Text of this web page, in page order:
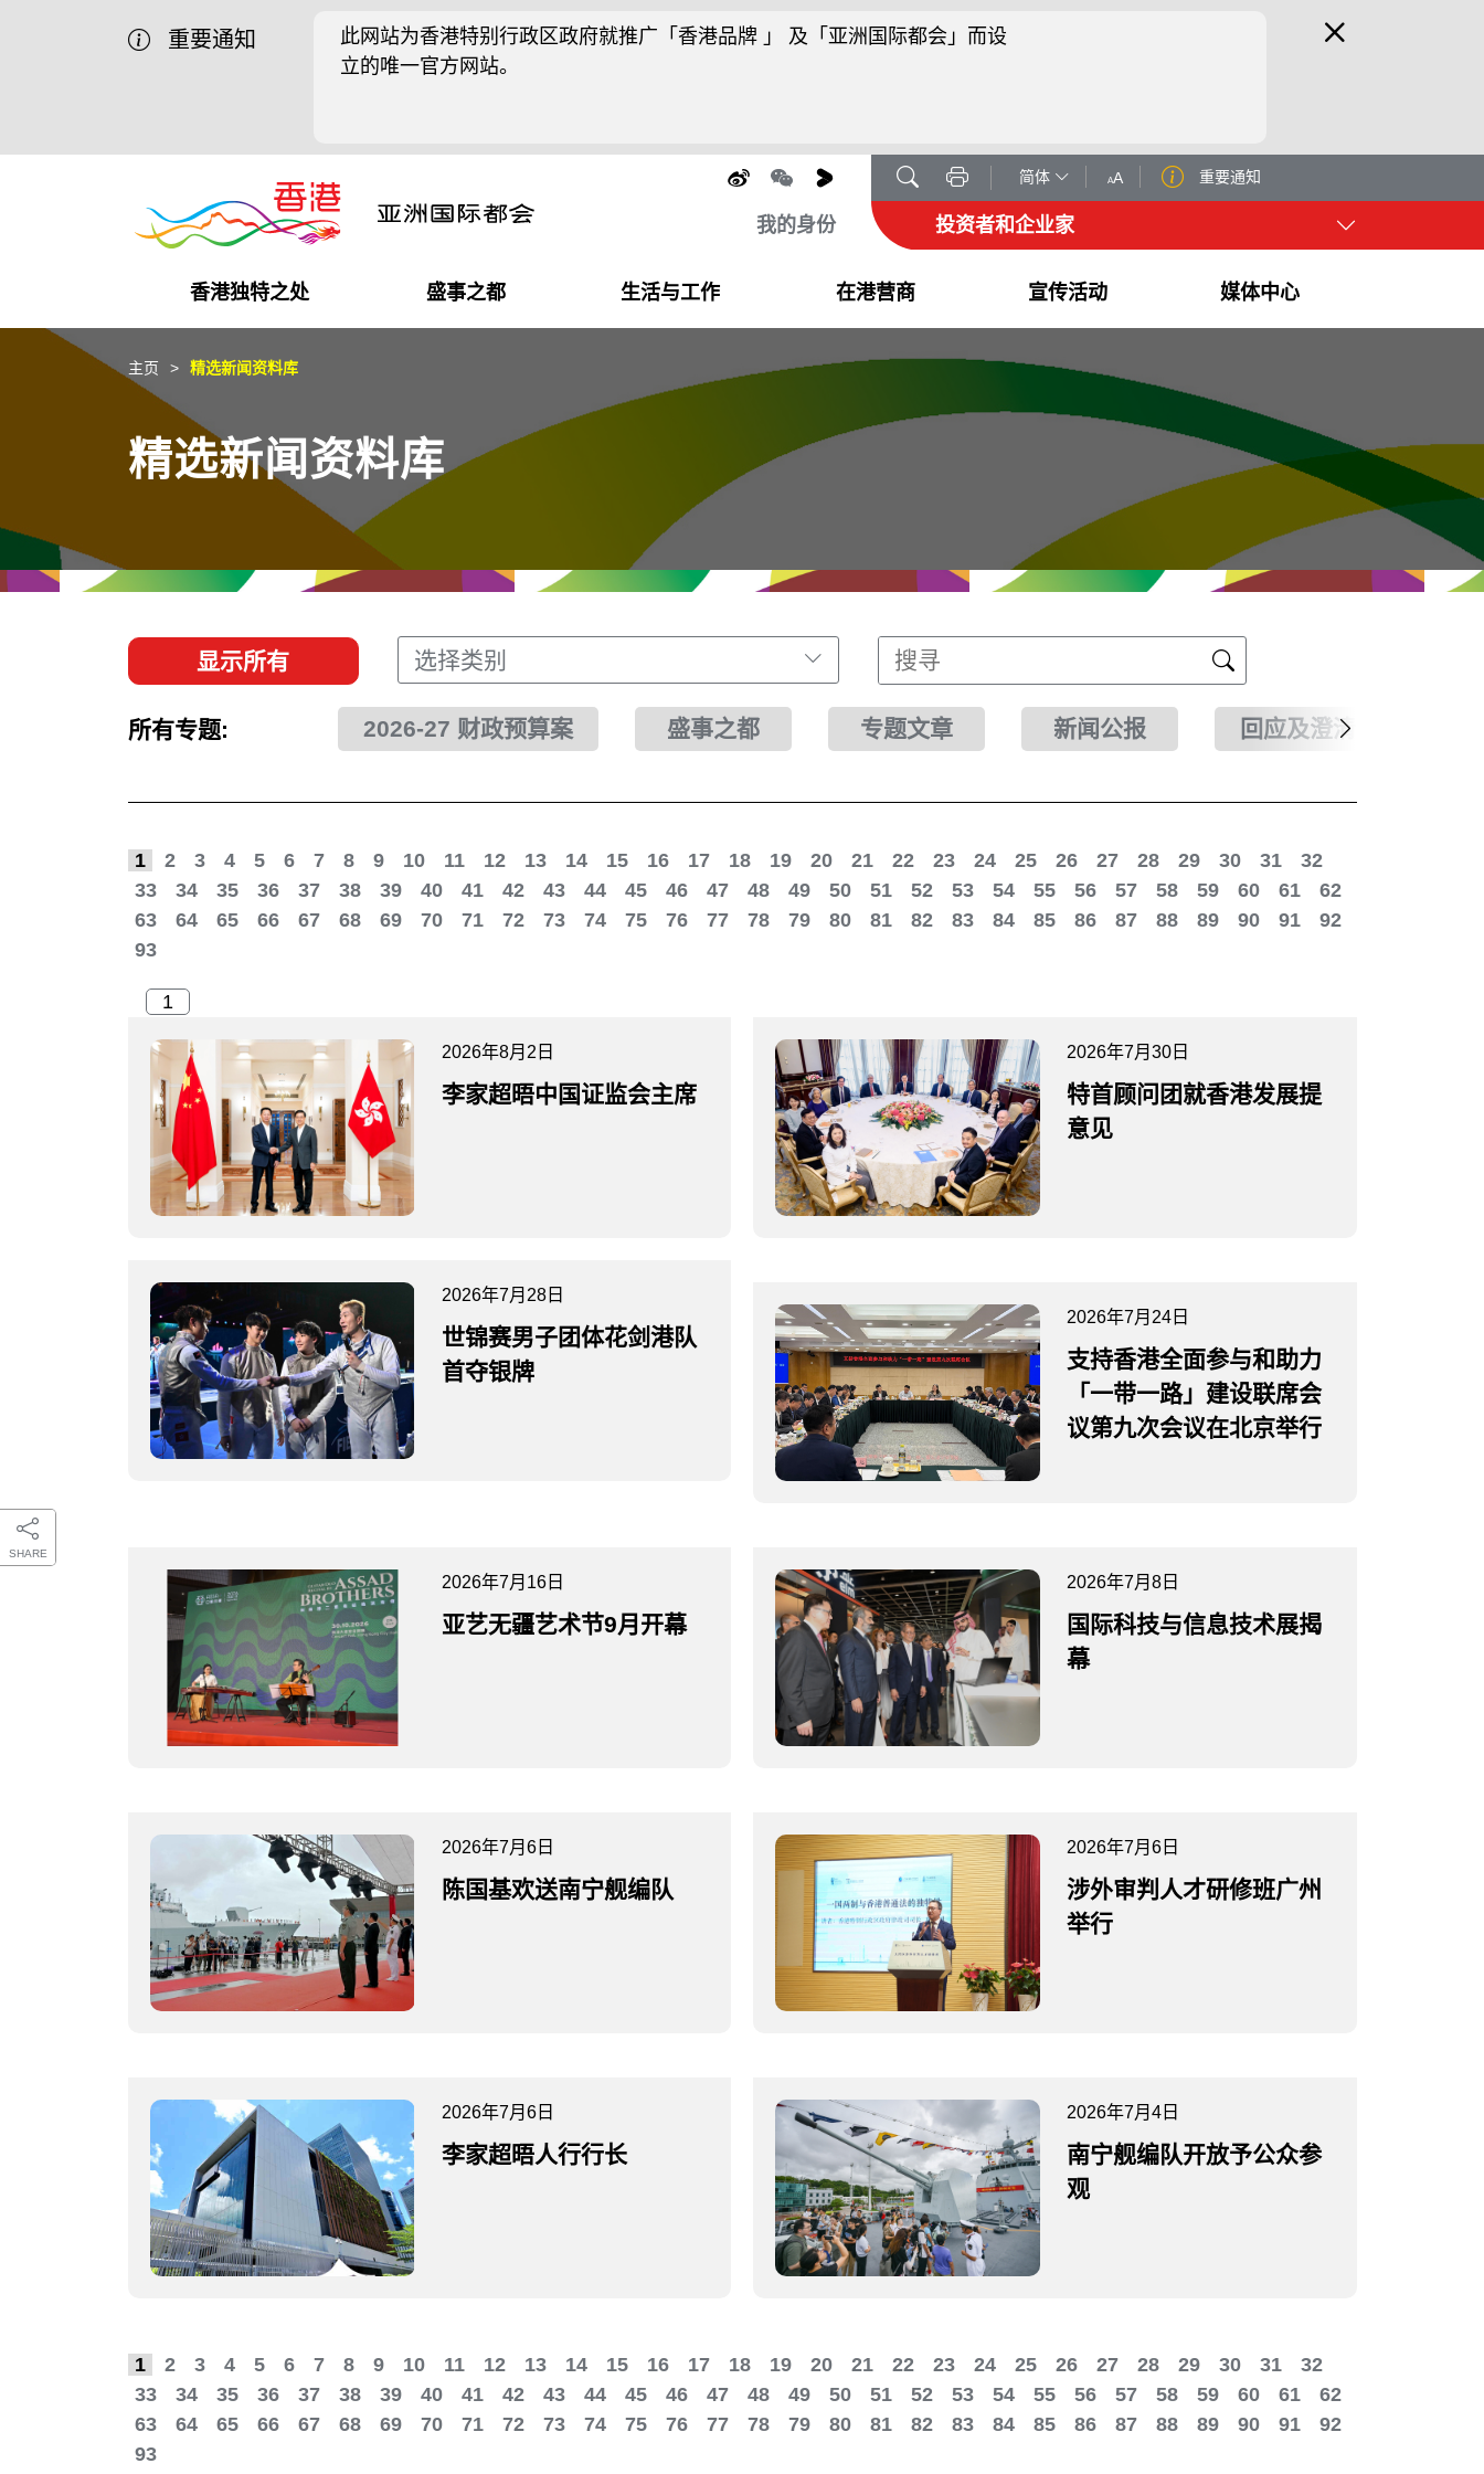
重要通知
此网站为香港特别行政区政府就推广「香港品牌 」 及「亚洲国际都会」而设
立的唯一官方网站。
简体 重要通知
我的身份 投资者和企业家
香港独特之处
商业机遇
独特优势
盛事之都
盛事之都
最新活动精选
生活与工作
在港工作
都会生活
在港营商
在港创业
初创企业
宣传活动
推广香港@中国内地
推广香港@中东
推广香港@粤港澳大湾区
媒体中心
最新资讯
媒体资讯
SHARE
主页 精选新闻资料库
精选新闻资料库
显示所有 选择类别
所有专题: 2026-27 财政预算案 盛事之都 专题文章 新闻公报 回应及澄清
1 2 3 4 5 6 7 8 9 10 11 12 13 14 15 16 17 18 19 20 21 22 23 24 25 26 27 28 29 30 31
32
33
34 35 36 37 38 39 40 41 42 43 44 45 46 47 48 49 50 51 52 53 54 55 56 57 58 59 60 61
62
63
64 65 66 67 68 69 70 71 72 73 74 75 76 77 78 79 80 81 82 83 84 85 86 87 88 89 90 91
92
93
2026年8月2日
李家超晤中国证监会主席
2026年7月30日
特首顾问团就香港发展提
意见
2026年7月28日
世锦赛男子团体花剑港队
首夺银牌
2026年7月24日
支持香港全面参与和助力
「一带一路」建设联席会
议第九次会议在北京举行
2026年7月16日
亚艺无疆艺术节9月开幕
2026年7月8日
国际科技与信息技术展揭
幕
2026年7月6日
陈国基欢送南宁舰编队
2026年7月6日
涉外审判人才研修班广州
举行
2026年7月6日
李家超晤人行行长
2026年7月4日
南宁舰编队开放予公众参
观
1 2 3 4 5 6 7 8 9 10 11 12 13 14 15 16 17 18 19 20 21 22 23 24 25 26 27 28 29 30 31
32
33
34 35 36 37 38 39 40 41 42 43 44 45 46 47 48 49 50 51 52 53 54 55 56 57 58 59 60 61
62
63
64 65 66 67 68 69 70 71 72 73 74 75 76 77 78 79 80 81 82 83 84 85 86 87 88 89 90 91
92
93